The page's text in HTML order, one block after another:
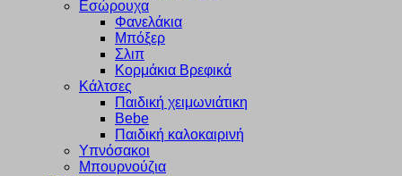
Εσώρουχα
Φανελάκια
Μπόξερ
Σλιπ
Κορμάκια Βρεφικά
Κάλτσες
Παιδική χειμωνιάτικη
Bebe
Παιδική καλοκαιρινή
Υπνόσακοι
Μπουρνούζια